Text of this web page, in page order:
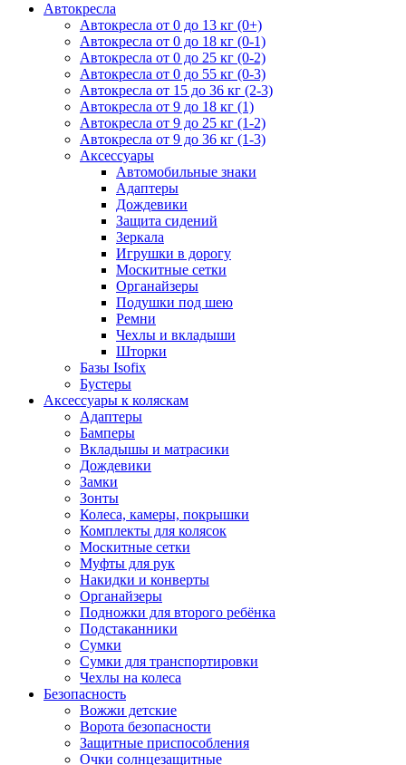
Автокресла
Автокресла от 0 до 13 кг (0+)
Автокресла от 0 до 18 кг (0-1)
Автокресла от 0 до 25 кг (0-2)
Автокресла от 0 до 55 кг (0-3)
Автокресла от 15 до 36 кг (2-3)
Автокресла от 9 до 18 кг (1)
Автокресла от 9 до 25 кг (1-2)
Автокресла от 9 до 36 кг (1-3)
Аксессуары
Автомобильные знаки
Адаптеры
Дождевики
Защита сидений
Зеркала
Игрушки в дорогу
Москитные сетки
Органайзеры
Подушки под шею
Ремни
Чехлы и вкладыши
Шторки
Базы Isofix
Бустеры
Аксессуары к коляскам
Адаптеры
Бамперы
Вкладышы и матрасики
Дождевики
Замки
Зонты
Колеса, камеры, покрышки
Комплекты для колясок
Москитные сетки
Муфты для рук
Накидки и конверты
Органайзеры
Подножки для второго ребёнка
Подстаканники
Сумки
Сумки для транспортировки
Чехлы на колеса
Безопасность
Вожжи детские
Ворота безопасности
Защитные приспособления
Очки солнцезащитные